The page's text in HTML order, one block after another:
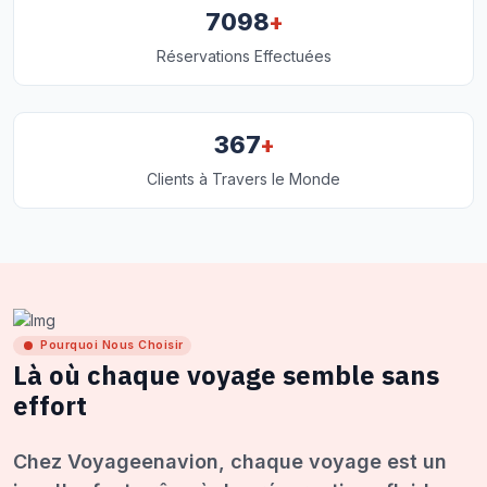
7098+
Réservations Effectuées
367+
Clients à Travers le Monde
Pourquoi Nous Choisir
Là où chaque voyage semble sans
effort
Chez Voyageenavion, chaque voyage est un